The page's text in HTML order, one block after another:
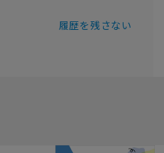
履歴を残さない